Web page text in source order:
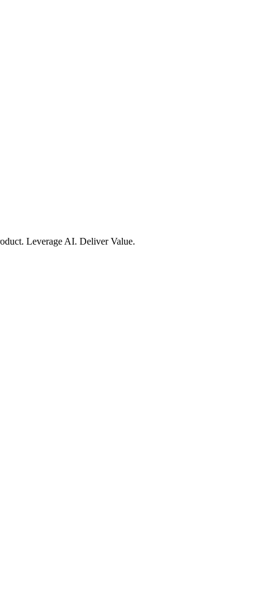
Leverage AI. Deliver Value.